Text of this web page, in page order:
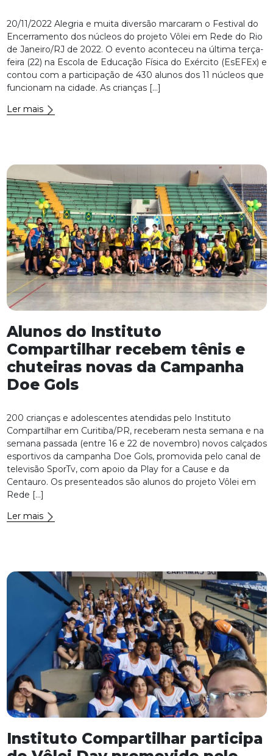
20/11/2022 Alegria e muita diversão marcaram o Festival do
Encerramento dos núcleos do projeto Vôlei em Rede do Rio
de Janeiro/RJ de 2022. O evento aconteceu na última terça-
feira (22) na Escola de Educação Física do Exército (EsEFEx) e
contou com a participação de 430 alunos dos 11 núcleos que
funcionam na cidade. As crianças […]
Ler mais
Alunos do Instituto
Compartilhar recebem tênis e
chuteiras novas da Campanha
Doe Gols
200 crianças e adolescentes atendidas pelo Instituto
Compartilhar em Curitiba/PR, receberam nesta semana e na
semana passada (entre 16 e 22 de novembro) novos calçados
esportivos da campanha Doe Gols, promovida pelo canal de
televisão SporTv, com apoio da Play for a Cause e da
Centauro. Os presenteados são alunos do projeto Vôlei em
Rede […]
Ler mais
Instituto Compartilhar participa